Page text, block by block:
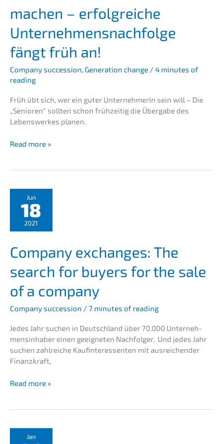
machen – erfolg­rei­che
Unternehmens­nachfolge
fängt früh an!
Compa­ny succes­si­on, Genera­ti­on change / 4 minutes of
reading
Früh übt sich, wer ein guter Unter­neh­me­rIn sein will – Die
„Senio­ren“ sollten schon frühzei­tig die Überga­be des
Lebens­werkes planen.
Die
machen
erfolg­
che
Unternehmens­
nachfolge
fängt
früh
an!
Read more »
Jun
18
2021
Compa­ny exchan­ges: The
search for buyers for the sale
of a company
Compa­ny succes­si­on / 7 minutes of reading
Jedes Jahr suchen in Deutsch­land über 70.000 Unter­neh­
mens­in­ha­ber einen geeig­ne­ten Nachfol­ger. Und jedes Jahr
suchen zahlrei­che Kaufin­ter­es­sen­ten mit ausrei­chen­der
Finanzkraft,
Compa­
The
search
Read more »
Jan